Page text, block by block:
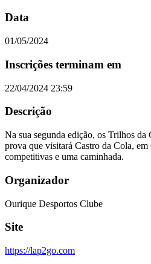
Data
01/05/2024
Inscrições terminam em
22/04/2024 23:59
Descrição
Na sua segunda edição, os Trilhos
prova que visitará Castro da Cola,
competitivas e uma caminhada.
Organizador
Ourique Desportos Clube
Site
https://lap2go.com